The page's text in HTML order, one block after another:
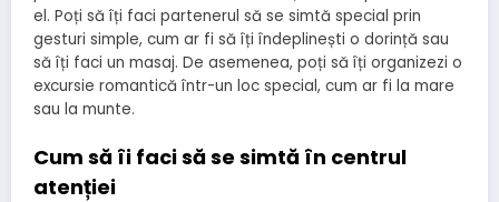
el. Poți să îți faci partenerul să se simtă special prin
gesturi simple, cum ar fi să îți îndeplinești o dorință sau
să îți faci un masaj. De asemenea, poți să îți organizezi o
excursie romantică într-un loc special, cum ar fi la mare
sau la munte.
Cum să îi faci să se simtă în centrul
atenției